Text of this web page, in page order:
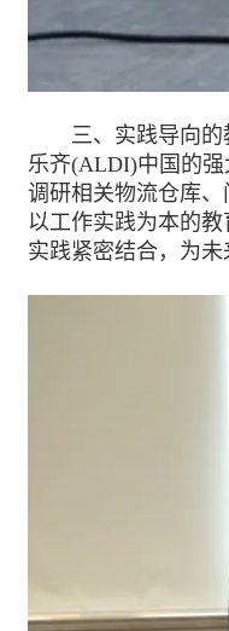
三、实践导向的
乐齐(ALDI)中国的
调研相关物流仓库
以工作实践为本的
实践紧密结合，为未